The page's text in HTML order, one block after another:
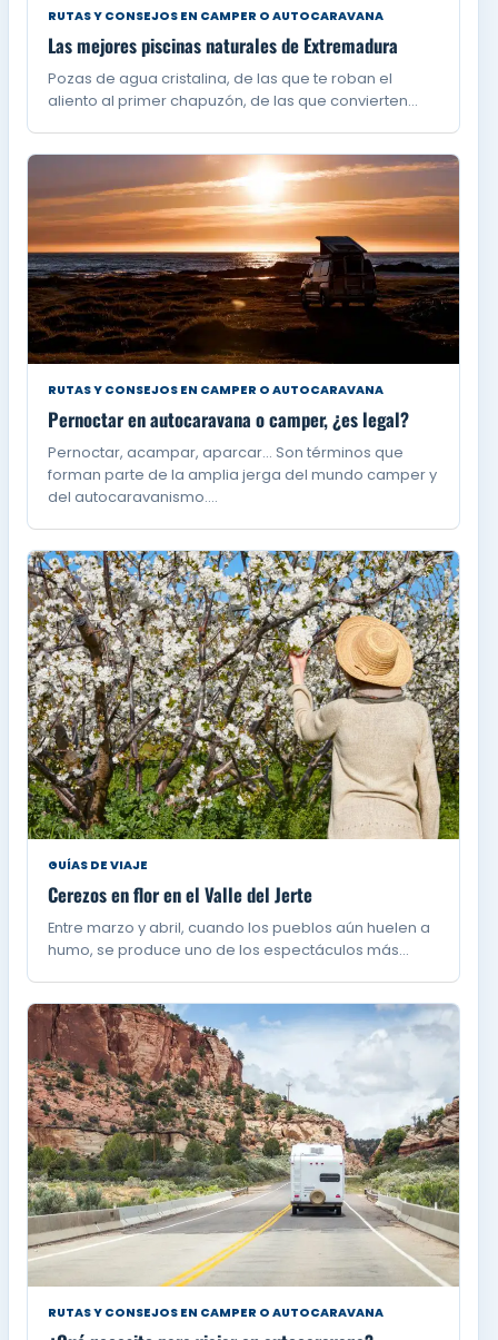
RUTAS Y CONSEJOS EN CAMPER O AUTOCARAVANA
Las mejores piscinas naturales de Extremadura
Pozas de agua cristalina, de las que te roban el
aliento al primer chapuzón, de las que convierten…
RUTAS Y CONSEJOS EN CAMPER O AUTOCARAVANA
Pernoctar en autocaravana o camper, ¿es legal?
Pernoctar, acampar, aparcar… Son términos que
forman parte de la amplia jerga del mundo camper y
del autocaravanismo.…
GUÍAS DE VIAJE
Cerezos en flor en el Valle del Jerte
Entre marzo y abril, cuando los pueblos aún huelen a
humo, se produce uno de los espectáculos más…
RUTAS Y CONSEJOS EN CAMPER O AUTOCARAVANA